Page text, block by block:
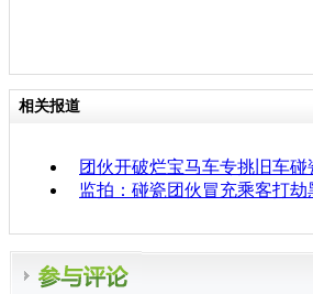
相关报道
团伙开破烂宝马车专挑旧车碰
监拍：碰瓷团伙冒充乘客打劫